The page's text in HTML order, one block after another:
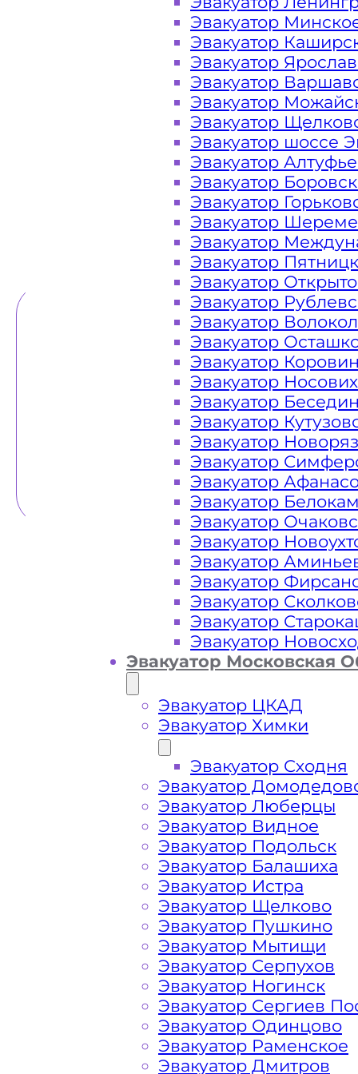
Закажите услугу "эвакуатор
"онлайн" на сайте компании
Вам необходимы услуги
недорого? Эвакуаторы «МОБИ»
часа в сутки. Обращайтесь к нам
в любой ситуации и
WHATSAPP
Как перевезти
Внуковском
Перевозка автомобиля с
Эвакуатор
Эвакуатор
Эвакуатор
Эвакуатор
Эвакуатор
Эвакуатор
Эвакуатор шоссе
Эвакуатор
Эвакуатор
Эвакуатор
Эвакуатор
Эвакуатор
Эвакуатор
Эвакуатор
Эвакуатор
Эвакуатор
Эвакуатор
Эвакуатор
Эвакуатор
Эвакуатор
Эвакуатор
Эвакуатор
Эвакуатор
Эвакуатор
Эвакуатор
Эвакуатор
Эвакуатор
Эвакуатор
Эвакуатор
Эвакуатор
Эвакуатор
Эвакуатор
Эвакуатор Московская
Эвакуатор ЦКАД
Эвакуатор Химки
Эвакуатор Сходня
Эвакуатор
Эвакуатор Люберцы
Эвакуатор Видное
Эвакуатор Подольск
Эвакуатор Балашиха
Эвакуатор Истра
Эвакуатор Щелково
Эвакуатор Пушкино
Эвакуатор Мытищи
Эвакуатор Серпухов
Эвакуатор Ногинск
Эвакуатор Сергиев
Эвакуатор Одинцово
Эвакуатор Раменское
Эвакуатор Дмитров